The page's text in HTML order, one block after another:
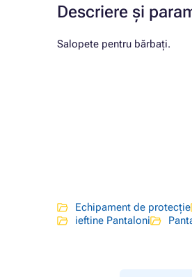
Descriere și
Salopete pentru bărbați.
Echipament de protecție
ieftine Pantaloni